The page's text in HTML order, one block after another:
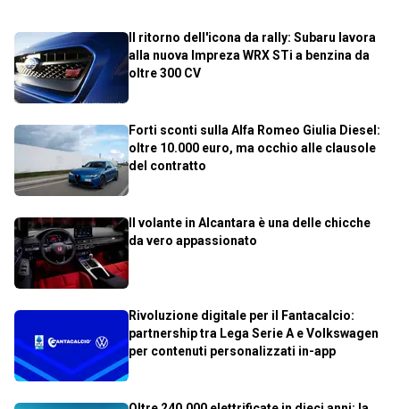
Il ritorno dell'icona da rally: Subaru lavora
alla nuova Impreza WRX STi a benzina da
oltre 300 CV
Forti sconti sulla Alfa Romeo Giulia Diesel:
oltre 10.000 euro, ma occhio alle clausole
del contratto
Il volante in Alcantara è una delle chicche
da vero appassionato
Rivoluzione digitale per il Fantacalcio:
partnership tra Lega Serie A e Volkswagen
per contenuti personalizzati in-app